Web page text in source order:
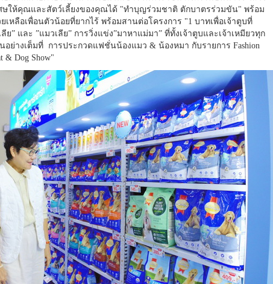
ษให้คุณและสัตว์เลี้ยงของคุณได้ "ทำบุญร่วมชาติ ตักบาตรร่วมขัน" พร้อม
เหลือเพื่อนตัวน้อยที่ยากไร้ พร้อมสานต่อโครงการ "1 บาทเพื่อเจ้าตูบที่
” และ ”แมวเลีย” การวิ่งแข่ง”มาหาแม่มา” ที่ทั้งเจ้าตูบและเจ้าเหมียวทุก
ย่างเต็มที่ การประกวดแฟชั่นน้องแมว & น้องหมา กับรายการ Fashion
& Dog Show"